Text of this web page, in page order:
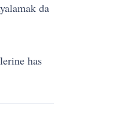
da
has